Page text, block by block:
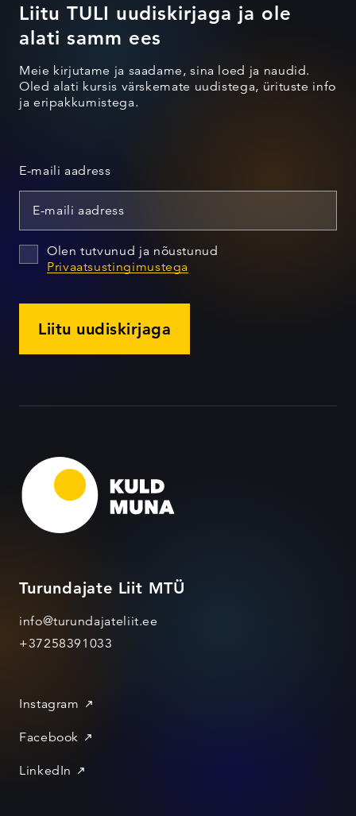
Liitu TULI uudiskirjaga ja ole
alati samm ees
Meie kirjutame ja saadame, sina loed ja naudid.
Oled alati kursis värskemate uudistega, ürituste info
ja eripakkumistega.
E-maili aadress
Olen tutvunud ja nõustunud
Privaatsustingimustega
Liitu uudiskirjaga
Turundajate Liit MTÜ
info@turundajateliit.ee
+37258391033
Instagram
Facebook
LinkedIn